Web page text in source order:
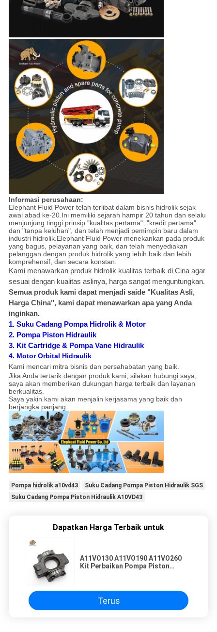
Informasi perusahaan:
Elephant Fluid Power telah terlibat dalam bisnis hidrolik sejak
awal abad ke-20.Ini memiliki sejarah hampir 20 tahun dan selalu
menjunjung tinggi prinsip "kualitas pertama", "kredit pertama"
dan "tanpa keluhan", dan telah menjadi pemimpin baru dalam
industri hidrolik.Elephant Fluid Power menekankan pada produk
yang bagus, pelayanan yang baik, dan telah menyediakan
pelanggan dengan produk hidrolik yang lebih baik dan lebih
komprehensif, dan secara konstan.
Kami menawarkan produk hidrolik kualitas terbaik di Cina agar
sesuai dengan kualitas aslinya, harga sangat menguntungkan.
Semua produk kami dapat menjadi saide "Kualitas Asli,
Harga China", kami dapat menawarkan apa yang Anda
inginkan.
1. Suku Cadang Pompa Hidrolik & Motor
2. Pompa Piston Hidraulik
3. Kit Cartridge & Pompa Vane Hidraulik
4. Motor Orbital Hidraulik
Kami mencari mitra bisnis dan persahabatan yang baik.
Jika Anda tertarik dengan produk kami, silakan hubungi saya,
saya akan memberikan dukungan harga terbaik dan layanan
berkualitas.
Saya yakin kami akan menjalin kerjasama yang baik dan
berjangka panjang.
Pompa hidrolik a10vd43
Suku Cadang Pompa Piston Hidraulik SGS
Suku Cadang Pompa Piston Hidraulik A10VD43
Dapatkan Harga Terbaik untuk
A11VO130 A11VO190 A11VO260
Kit Perbaikan Pompa Piston
Beton
Terus